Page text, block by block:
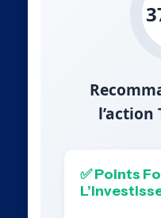
l’action
✅ Points